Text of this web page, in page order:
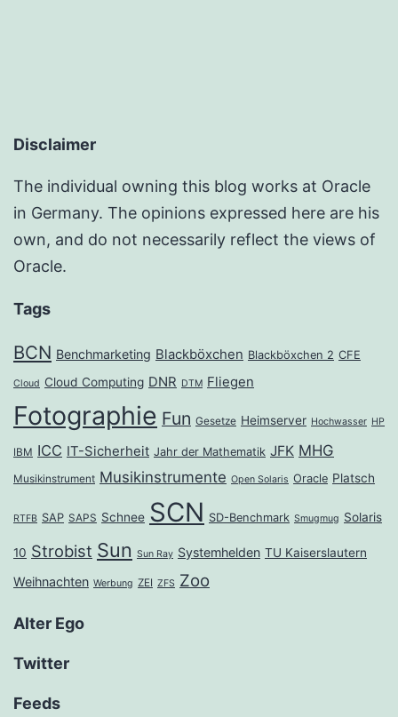
Disclaimer
The individual owning this blog works at Oracle
in Germany. The opinions expressed here are his
own, and do not necessarily reflect the views of
Oracle.
Tags
BCN Benchmarketing Blackböxchen Blackböxchen 2 CFE
Cloud Cloud Computing DNR DTM Fliegen
Fotographie Fun Gesetze Heimserver Hochwasser HP
IBM ICC IT-Sicherheit Jahr der Mathematik JFK MHG
Musikinstrument Musikinstrumente Open Solaris Oracle Platsch
RTFB SAP SAPS Schnee SCN SD-Benchmark Smugmug Solaris
10 Strobist Sun Sun Ray Systemhelden TU Kaiserslautern
Weihnachten Werbung ZEI ZFS Zoo
Alter Ego
Twitter
Feeds